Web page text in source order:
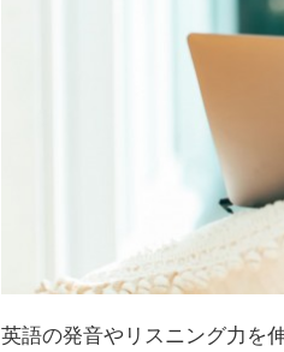
英語の発音やリスニング力を